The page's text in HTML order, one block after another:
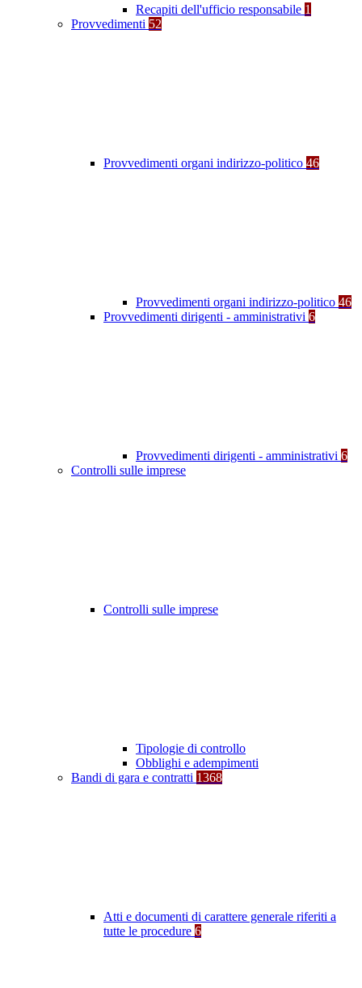
Recapiti dell'ufficio responsabile 1
Provvedimenti 52
Provvedimenti organi indirizzo-politico 46
Provvedimenti organi indirizzo-politico 46
Provvedimenti dirigenti - amministrativi 6
Provvedimenti dirigenti - amministrativi 6
Controlli sulle imprese
Controlli sulle imprese
Tipologie di controllo
Obblighi e adempimenti
Bandi di gara e contratti 1368
Atti e documenti di carattere generale riferiti a
tutte le procedure 6